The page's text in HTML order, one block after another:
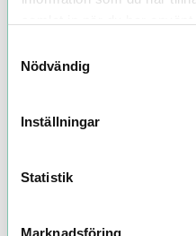
Nödvändig
Inställningar
Statistik
Marknadsföring